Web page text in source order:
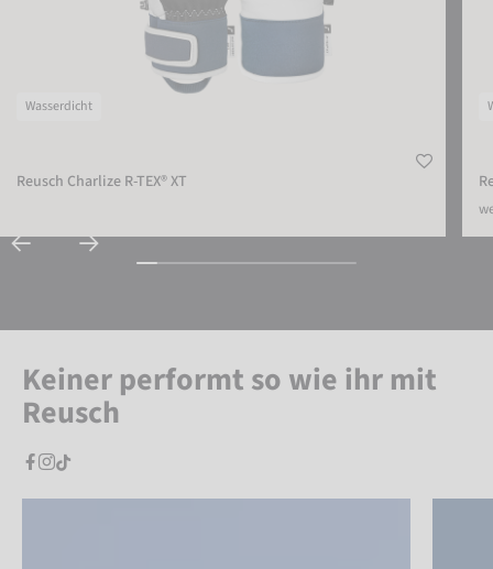
Wasserdicht
Reusch Charlize R-TEX® XT
Keiner performt so wie ihr mit
Reusch